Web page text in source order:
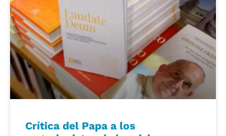
Crítica del Papa a los